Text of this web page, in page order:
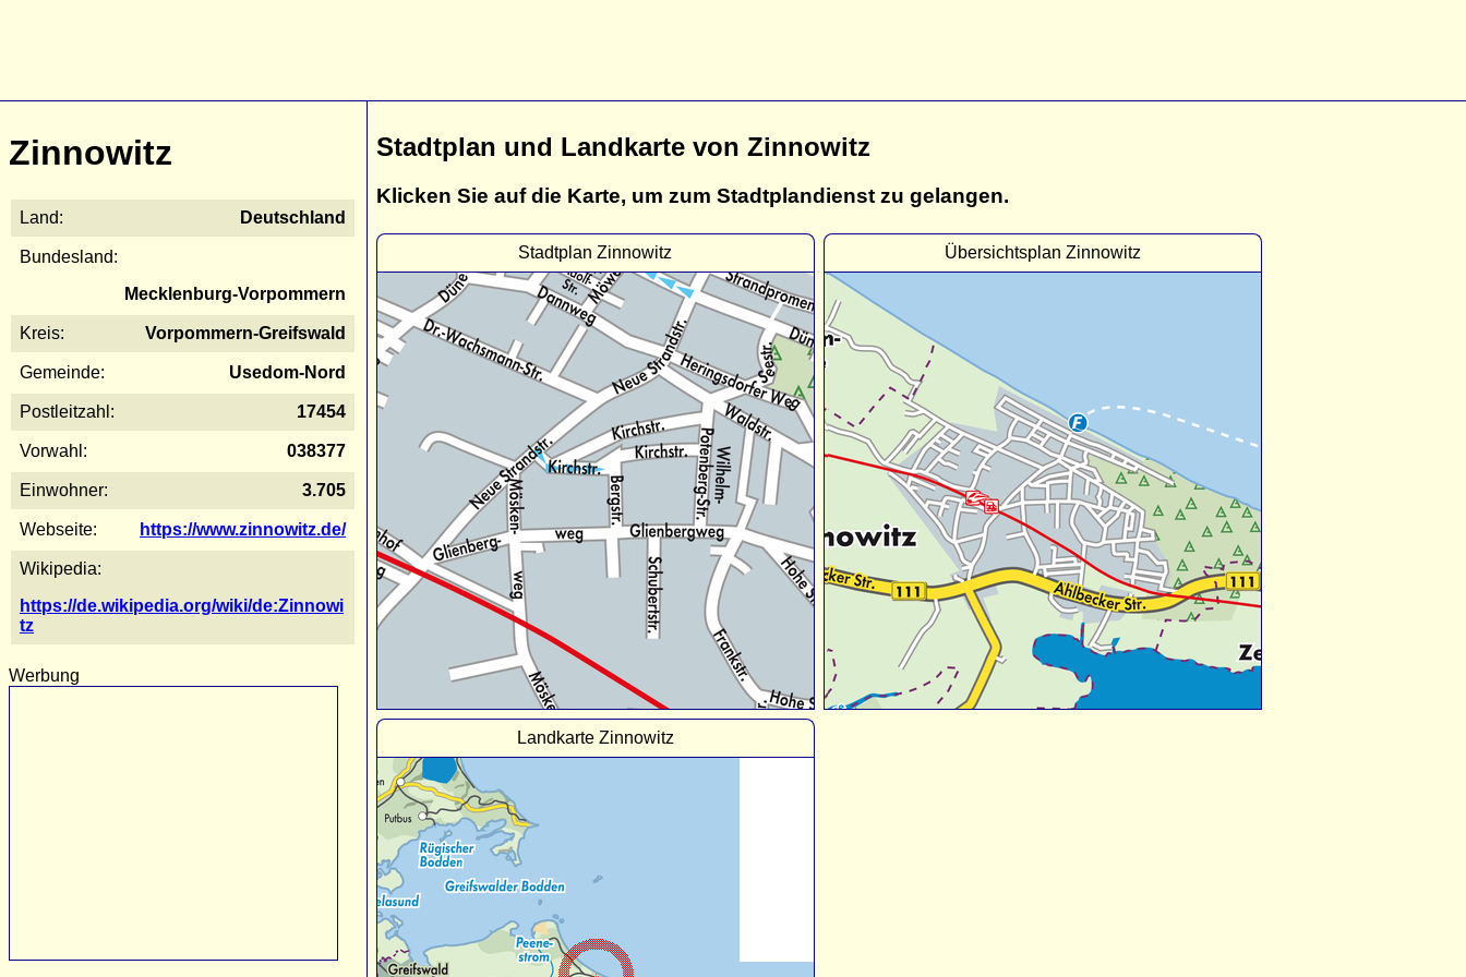
Zinnowitz
Land: Deutschland
Bundesland:
Mecklenburg-Vorpommern
Kreis: Vorpommern-Greifswald
Gemeinde: Usedom-Nord
Postleitzahl: 17454
Vorwahl: 038377
Einwohner: 3.705
Webseite: https://www.zinnowitz.de/
Wikipedia:
https://de.wikipedia.org/wiki/de:Zinnowi
tz
Werbung
Stadtplan und Landkarte von Zinnowitz
Klicken Sie auf die Karte, um zum Stadtplandienst zu gelangen.
Stadtplan Zinnowitz Übersichtsplan Zinnowitz
Landkarte Zinnowitz